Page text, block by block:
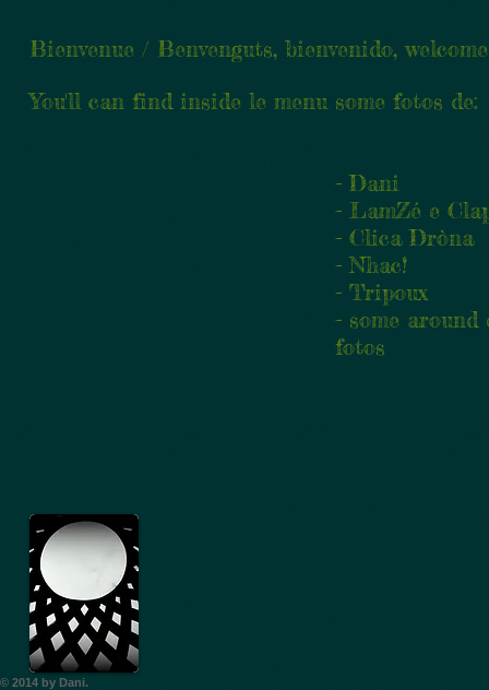
Bienvenue / Benvenguts, bienvenido,
You'll can find inside le menu some fotos de:
- Dani
- LamZé e
- Clica Dròna
- Nhac!
- Tripoux
- some around
fotos
© 2014 by Dani.